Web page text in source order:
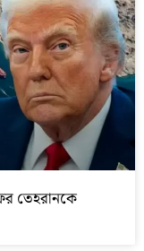
তেহরানকে